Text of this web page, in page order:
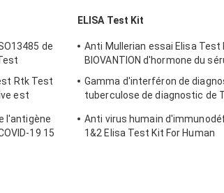
de
Rtk Test
est
l'antigène
19 15
ELISA Test Kit
Anti Mullerian essai Elisa Test
BIOVANTION d'hormone du
Gamma d'interféron de
tuberculose de diagnostic de
Anti virus humain
1&2 Elisa Test Kit For Human